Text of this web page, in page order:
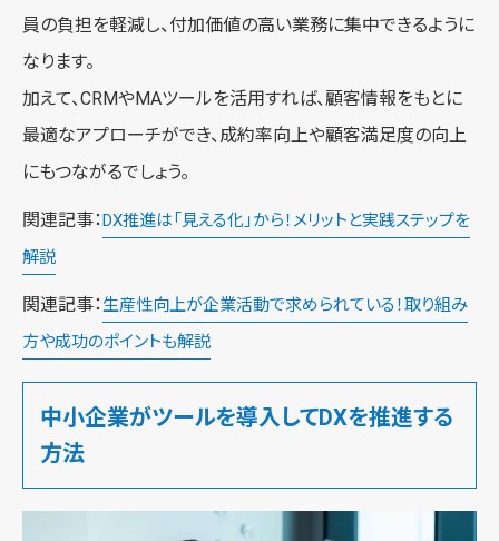
員の負担を軽減し、付加価値の高い業務に集中できるように
なります。
加えて、CRMやMAツールを活用すれば、顧客情報をもとに
最適なアプローチができ、成約率向上や顧客満足度の向上
にもつながるでしょう。
関連記事：DX推進は「見える化」から！メリットと実践ステップを
解説
関連記事：生産性向上が企業活動で求められている！取り組み
方や成功のポイントも解説
中小企業がツールを導入してDXを推進する
方法